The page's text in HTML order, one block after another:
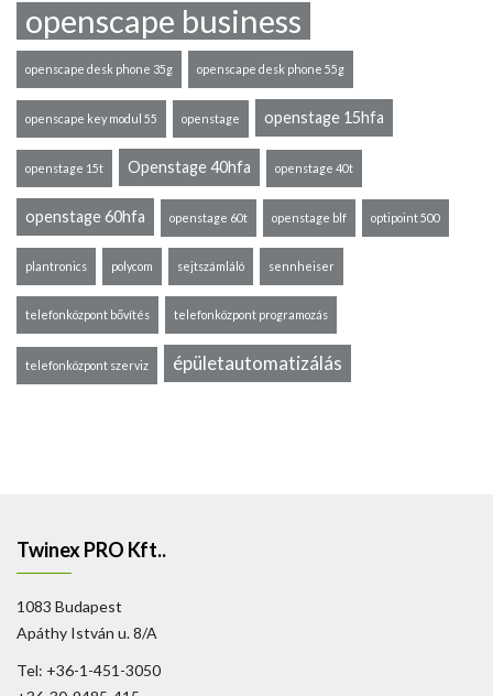
openscape business
openscape desk phone 35g openscape desk phone 55g
openscape key modul 55 openstage openstage 15hfa
openstage 15t Openstage 40hfa openstage 40t
openstage 60hfa openstage 60t openstage blf optipoint 500
plantronics polycom sejtszámláló sennheiser
telefonközpont bővítés telefonközpont programozás
telefonközpont szerviz épületautomatizálás
Twinex PRO Kft..
1083 Budapest
Apáthy István u. 8/A
Tel: +36-1-451-3050